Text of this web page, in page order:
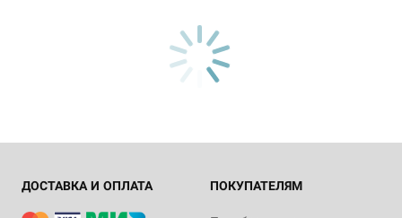
ДОСТАВКА И ОПЛАТА ПОКУПАТЕЛЯМ